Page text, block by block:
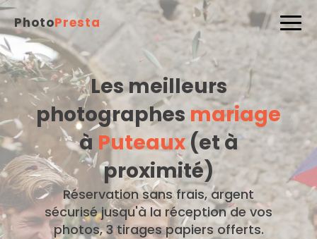
PhotoPresta
Les meilleurs
photographes mariage
à Puteaux(et à
proximité)
Réservation sans frais, argent
sécurisé jusqu'à la réception de vos
photos, 3 tirages papiers offerts.